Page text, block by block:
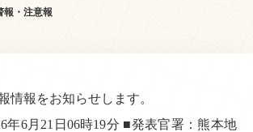
報・注意報
情報をお知らせします。
年6月21日06時19分 ■発表官署：熊本地